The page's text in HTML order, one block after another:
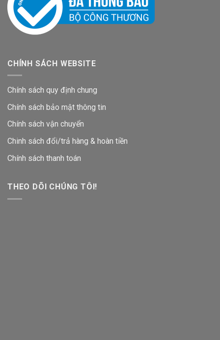
CHÍNH SÁCH WEBSITE
Chính sách quy định chung
Chính sách bảo mật thông tin
Chính sách vận chuyển
Chinh sách đổi/trả hàng & hoàn tiền
Chính sách thanh toán
THEO DÕI CHÚNG TÔI!